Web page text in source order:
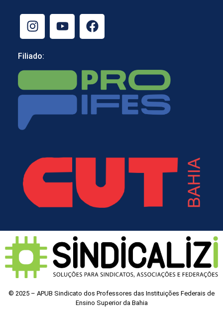
Filiado:
© 2025 – APUB Sindicato dos Professores das Instituições Federais de
Ensino Superior da Bahia